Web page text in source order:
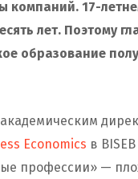
17-
лет. Поэтому
образование
Economics в
профессии» —